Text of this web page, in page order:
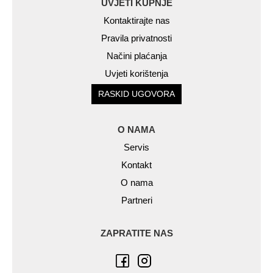
UVJETI KUPNJE
Kontaktirajte nas
Pravila privatnosti
Načini plaćanja
Uvjeti korištenja
RASKID UGOVORA
O NAMA
Servis
Kontakt
O nama
Partneri
ZAPRATITE NAS